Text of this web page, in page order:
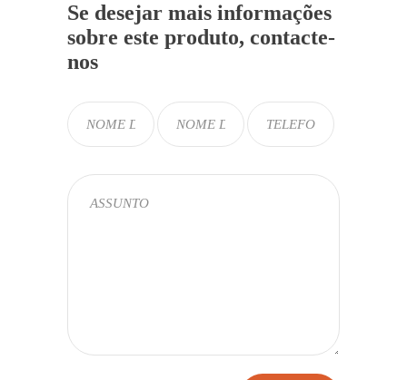
Se desejar mais informações
sobre este produto, contacte-
nos